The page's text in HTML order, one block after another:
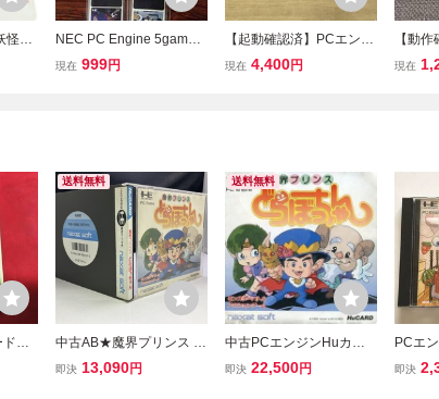
怪道
NEC PC Engine 5games
tested PCエンジン ゲーム
現在 999円
【起動確認済】PCエンジ
ン CD-ROM2 ソフト 秘宝
現在 4,400円
【動
ンCD-
現在
ソ
送料無料
中古AB★魔界プリンス ど
らぼっちゃん★PCエンジ
即決 13,090円
送料無料
中古PCエンジンHuカー
ドソフト 魔界プリンスど
即決 22,500円
PCエ
ク ほら
即決